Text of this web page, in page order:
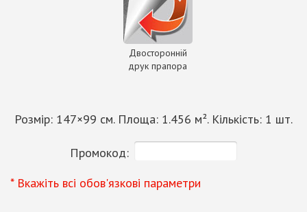
Двосторонній
друк прапора
Розмір: 147×99 см. Площа: 1.456 м². Кількість: 1 шт.
Промокод:
* Вкажіть всі обов'язкові параметри